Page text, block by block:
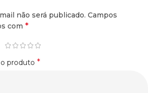
não será publicado. Campos
com *
produto *